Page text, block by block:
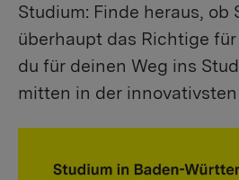
Studium: Finde heraus, ob
überhaupt das Richtige
du für deinen Weg ins
mitten in der innovativsten